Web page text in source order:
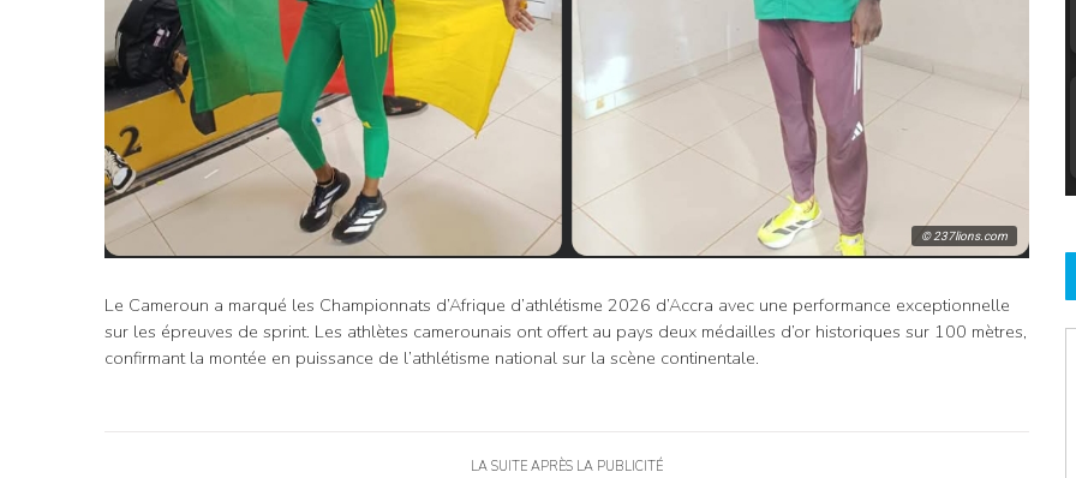
© 237lions.com
Le Cameroun a marqué les Championnats d’Afrique d’athlétisme 2026 d’Accra avec une performance exceptionnelle
sur les épreuves de sprint. Les athlètes camerounais ont offert au pays deux médailles d’or historiques sur 100 mètres,
confirmant la montée en puissance de l’athlétisme national sur la scène continentale.
LA SUITE APRÈS LA PUBLICITÉ